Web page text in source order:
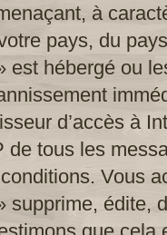
à
pays, du
est hébergé ou
d’accès à
de tous les
Vous
supprime, édite,
que cela